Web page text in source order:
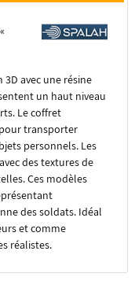
avec une résine
un haut niveau
Le coffret
transporter
personnels. Les
des textures de
Ces modèles
des soldats. Idéal
et comme
réalistes.